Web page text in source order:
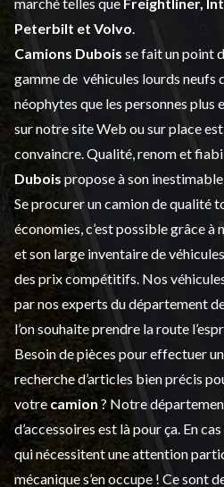
Peterbilt et Volvo
Camions Dubois se fait un point
gamme de véhicules lourds neufs
néophytes que les personnes plus
sur notre site Web ou sur place
convaincre. Qualité, renom et
Dubois propose à son
Se procurer un camion de qualité
économies, c’est possible grâce à
et son large inventaire de
des prix compétitifs. Nos
par nos experts du département de
l’on souhaite prendre la route
Besoin de pièces pour effectuer
recherche d’articles bien précis
votre camion ? Notre
d’accessoiresest là pour ça. En
qui nécessitent une attention
mécanique s’en occupe ! Ce sont